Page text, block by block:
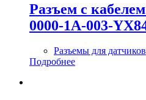
Разъем с
0000-1A-003-
Разъемы для датчиков
Подробнее